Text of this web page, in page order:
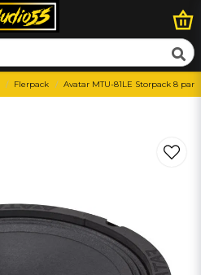
Flerpack Avatar MTU-81LE Storpack 8 par